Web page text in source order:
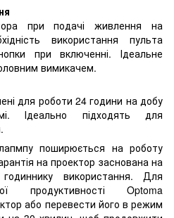
при подачі живлення на
використання пульта
при включенні. Ідеальне
вимикачем.
для роботи 24 години на добу
Ідеально підходять для
поширюється на роботу
на проектор заснована на
використання. Для
продуктивності Optoma
або перевести його в режим